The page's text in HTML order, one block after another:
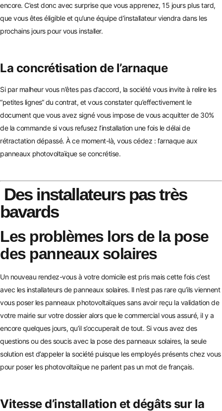
encore. C’est donc avec surprise que vous apprenez, 15 jours plus tard,
que vous êtes éligible et qu’une équipe d’installateur viendra dans les
prochains jours pour vous installer.
La concrétisation de l’arnaque
Si par malheur vous n’êtes pas d’accord, la société vous invite à relire les
“petites lignes“ du contrat, et vous constater qu’effectivement le
document que vous avez signé vous impose de vous acquitter de 30%
de la commande si vous refusez l’installation une fois le délai de
rétractation dépassé. À ce moment-là, vous cédez : l’arnaque aux
panneaux photovoltaïque se concrétise.
Des installateurs pas très
bavards
Les problèmes lors de la pose
des panneaux solaires
Un nouveau rendez-vous à votre domicile est pris mais cette fois c’est
avec les installateurs de panneaux solaires. Il n’est pas rare qu’ils viennent
vous poser les panneaux photovoltaïques sans avoir reçu la validation de
votre mairie sur votre dossier alors que le commercial vous assuré, il y a
encore quelques jours, qu’il s’occuperait de tout. Si vous avez des
questions ou des soucis avec la pose des panneaux solaires, la seule
solution est d’appeler la société puisque les employés présents chez vous
pour poser les photovoltaïque ne parlent pas un mot de français.
Vitesse d’installation et dégâts sur la